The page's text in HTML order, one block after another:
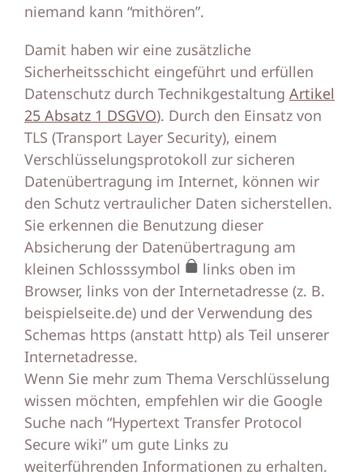
niemand kann “mithören”.
Damit haben wir eine zusätzliche
Sicherheitsschicht eingeführt und erfüllen
Datenschutz durch Technikgestaltung Artikel
25 Absatz 1 DSGVO). Durch den Einsatz von
TLS (Transport Layer Security), einem
Verschlüsselungsprotokoll zur sicheren
Datenübertragung im Internet, können wir
den Schutz vertraulicher Daten sicherstellen.
Sie erkennen die Benutzung dieser
Absicherung der Datenübertragung am
kleinen Schlosssymbol
links oben im
Browser, links von der Internetadresse (z. B.
beispielseite.de) und der Verwendung des
Schemas https (anstatt http) als Teil unserer
Internetadresse.
Wenn Sie mehr zum Thema Verschlüsselung
wissen möchten, empfehlen wir die Google
Suche nach “Hypertext Transfer Protocol
Secure wiki” um gute Links zu
weiterführenden Informationen zu erhalten.